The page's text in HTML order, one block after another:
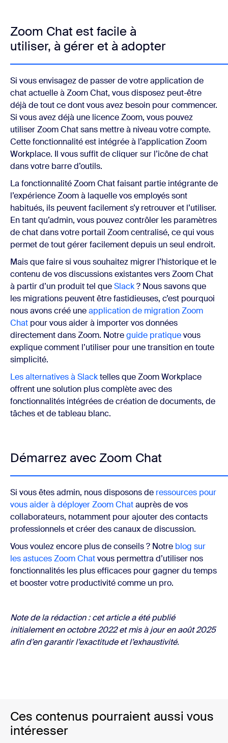
Zoom Chat est facile à
utiliser, à gérer et à adopter
Si vous envisagez de passer de votre application de
chat actuelle à Zoom Chat, vous disposez peut-être
déjà de tout ce dont vous avez besoin pour commencer.
Si vous avez déjà une licence Zoom, vous pouvez
utiliser Zoom Chat sans mettre à niveau votre compte.
Cette fonctionnalité est intégrée à l’application Zoom
Workplace. Il vous suffit de cliquer sur l’icône de chat
dans votre barre d’outils.
La fonctionnalité Zoom Chat faisant partie intégrante de
l’expérience Zoom à laquelle vos employés sont
habitués, ils peuvent facilement s’y retrouver et l’utiliser.
En tant qu’admin, vous pouvez contrôler les paramètres
de chat dans votre portail Zoom centralisé, ce qui vous
permet de tout gérer facilement depuis un seul endroit.
Mais que faire si vous souhaitez migrer l’historique et le
contenu de vos discussions existantes vers Zoom Chat
à partir d’un produit tel queSlack? Nous savons que
les migrations peuvent être fastidieuses, c’est pourquoi
nous avons créé uneapplication de migration Zoom
Chat pour vous aider à importer vos données
directement dans Zoom. Notreguide pratiquevous
explique comment l’utiliser pour une transition en toute
simplicité.
Les alternatives à Slacktelles que Zoom Workplace
offrent une solution plus complète avec des
fonctionnalités intégrées de création de documents, de
tâches et de tableau blanc.
Démarrez avec Zoom Chat
Si vous êtes admin, nous disposons de ressources pour
vous aider à déployer Zoom Chatauprès de vos
collaborateurs, notamment pour ajouter des contacts
professionnels et créer des canaux de discussion.
Vous voulez encore plus de conseils ? Notre blog sur
les astuces Zoom Chatvous permettra d’utiliser nos
fonctionnalités les plus efficaces pour gagner du temps
et booster votre productivité comme un pro.
Note de la rédaction : cet article a été publié
initialement en octobre 2022 et mis à jour en août 2025
afin d’en garantir l’exactitude et l’exhaustivité.
Ces contenus pourraient aussi vous
intéresser